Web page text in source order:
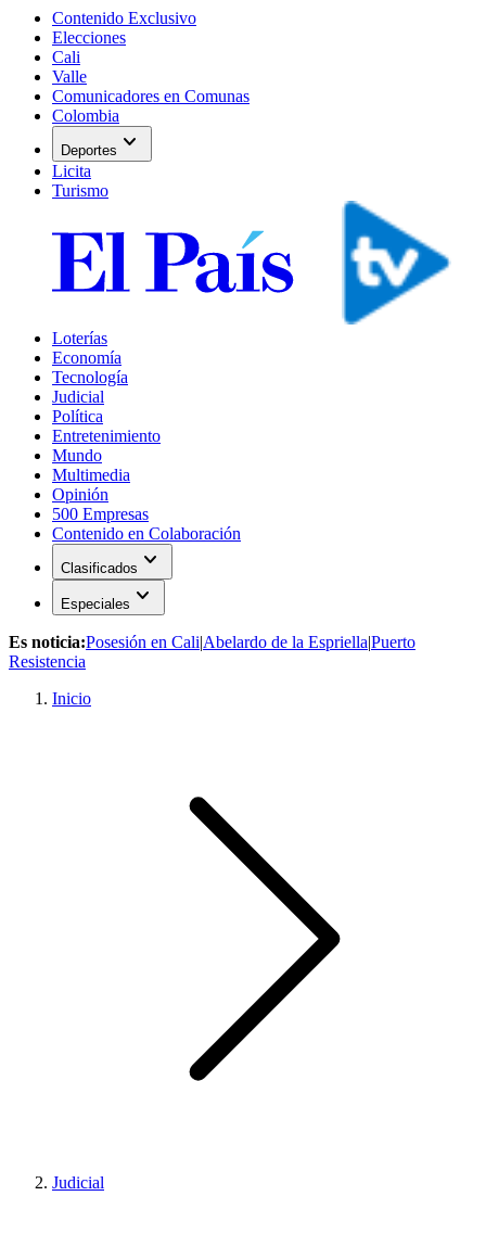
Contenido Exclusivo
Elecciones
Cali
Valle
Comunicadores en Comunas
Colombia
Deportes expand_more
Licita
Turismo
Loterías
Economía
Tecnología
Judicial
Política
Entretenimiento
Mundo
Multimedia
Opinión
500 Empresas
Contenido en Colaboración
Clasificados expand_more
Especiales expand_more
Es noticia:Posesión en Cali|Abelardo de la Espriella|Puerto
Resistencia
Inicio
Judicial